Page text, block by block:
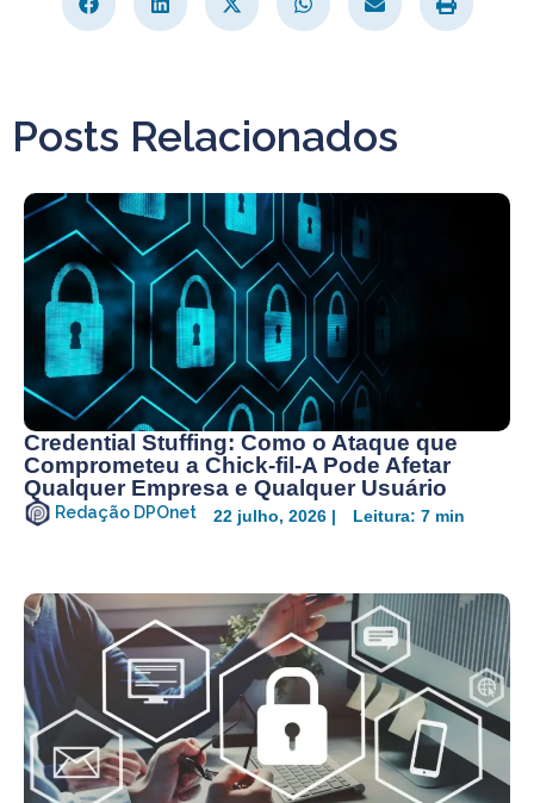
Posts Relacionados
Credential Stuffing: Como o Ataque que
Comprometeu a Chick-fil-A Pode Afetar
Qualquer Empresa e Qualquer Usuário
Redação DPOnet 22 julho, 2026 | Leitura: 7 min